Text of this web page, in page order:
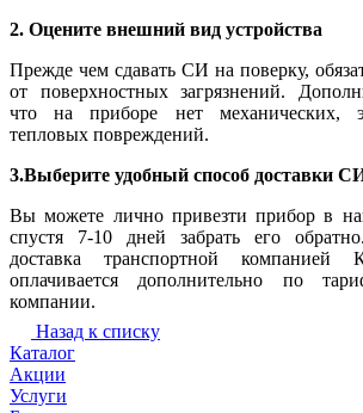
2. Оцените внешний вид устройства
Прежде чем сдавать СИ на поверку,
от поверхностных загрязнений.
что на приборе нет механических,
тепловых повреждений.
3.Выберите удобный способ доставки
Вы можете лично привезти прибор в
спустя 7-10 дней забрать его
доставка транспортной
оплачивается дополнительно по
компании.
Назад к списку
Каталог
Акции
Услуги